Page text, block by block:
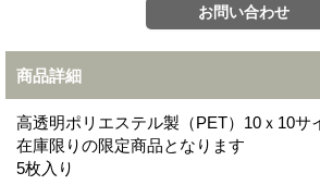
商品詳細
高透明ポリエステル製（PET）10ｘ10サ
在庫限りの限定商品となります
5枚入り